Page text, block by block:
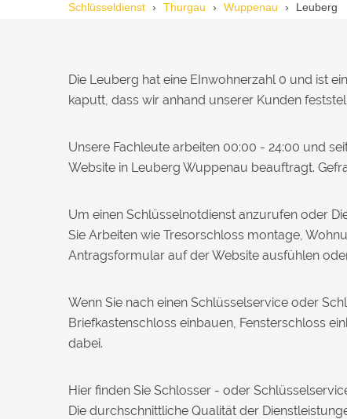
Ich musste wegen eines
verfügbar. Kam am nächsten Tag.
Trotzdem zufrieden.
D
wurde ohne Kratzer geöffnet, nur der
Preis war leicht höher als erwartet – aber
nachvollziehbar erklärt.
N Nadine H. aus Aadorf
30 Minuten da. Schnelle Hilfe, fairer
Preis und super freundlich. Würde ich
Schlüsseldienst Thurgau Wuppenau Leuberg
Die Leuberg hat eine EInwohnerzahl 0 und ist
kaputt, dass wir anhand unserer Kunden
Unsere Fachleute arbeiten 00:00 - 24:00 und
Website in Leuberg Wuppenau beauftragt.
Um einen Schlüsselnotdienst anzurufen oder
Sie Arbeiten wie Tresorschloss montage,
Antragsformular auf der Website ausfühlen
Wenn Sie nach einen Schlüsselservice oder
Briefkastenschloss einbauen, Fensterschloss
dabei.
Hier finden Sie Schlosser - oder
Die durchschnittliche Qualität der